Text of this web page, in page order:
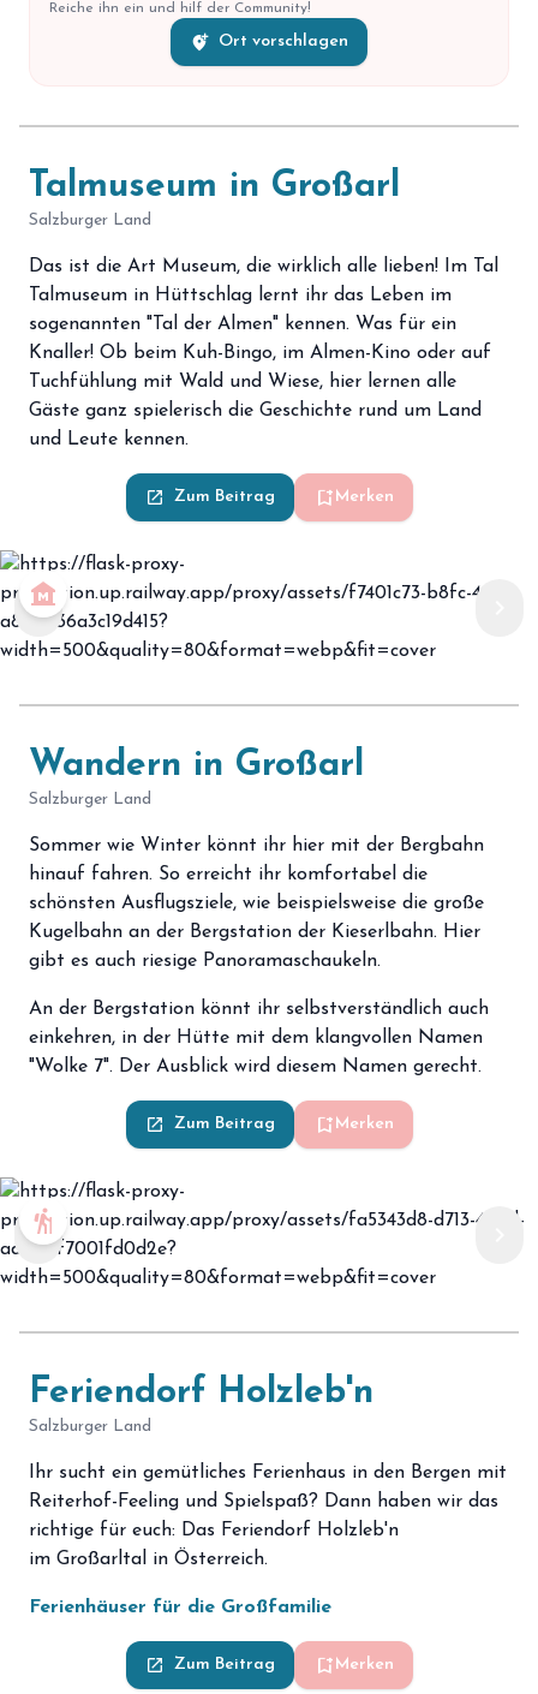
Reiche ihn ein und hilf der Community!
add_location_alt Ort vorschlagen
Talmuseum in Großarl
Salzburger Land
Das ist die Art Museum, die wirklich alle lieben! Im Tal
Talmuseum in Hüttschlag lernt ihr das Leben im
sogenannten "Tal der Almen" kennen. Was für ein
Knaller! Ob beim Kuh-Bingo, im Almen-Kino oder auf
Tuchfühlung mit Wald und Wiese, hier lernen alle
Gäste ganz spielerisch die Geschichte rund um Land
und Leute kennen.
launch Zum Beitrag bookmark_add Merken
chevron_left
museum
Wandern in Großarl
Salzburger Land
Sommer wie Winter könnt ihr hier mit der Bergbahn
hinauf fahren. So erreicht ihr komfortabel die
schönsten Ausflugsziele, wie beispielsweise die große
Kugelbahn an der Bergstation der Kieserlbahn. Hier
gibt es auch riesige Panoramaschaukeln.
An der Bergstation könnt ihr selbstverständlich auch
einkehren, in der Hütte mit dem klangvollen Namen
"Wolke 7". Der Ausblick wird diesem Namen gerecht.
launch Zum Beitrag bookmark_add Merken
chevron_left
hiking
Feriendorf Holzleb'n
Salzburger Land
Ihr sucht ein gemütliches Ferienhaus in den Bergen mit
Reiterhof-Feeling und Spielspaß? Dann haben wir das
richtige für euch: Das Feriendorf Holzleb'n
im Großarltal in Österreich.
Ferienhäuser für die Großfamilie
launch Zum Beitrag bookmark_add Merken